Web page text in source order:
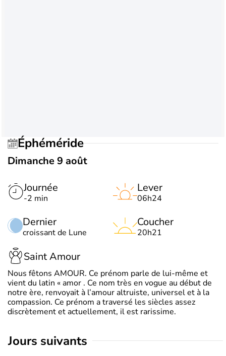
Éphéméride
Dimanche 9 août
Journée
-2 min
Dernier
croissant de Lune
Lever
06h24
Coucher
20h21
Saint Amour
Nous fêtons AMOUR. Ce prénom parle de lui-même et
vient du latin « amor . Ce nom très en vogue au début de
notre ère, renvoyait à l’amour altruiste, universel et à la
compassion. Ce prénom a traversé les siècles assez
discrètement et actuellement, il est rarissime.
jours suivants